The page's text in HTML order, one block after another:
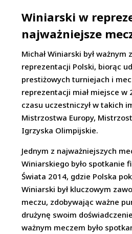
Winiarski w
najważniejsze
Michał Winiarski był ważnym
reprezentacji Polski, biorąc
prestiżowych turniejach i
reprezentacji miał miejsce w
czasu uczestniczył w takich
Mistrzostwa Europy,
Igrzyska Olimpijskie.
Jednym z najważniejszych
Winiarskiego było spotkanie
Świata 2014, gdzie Polska
Winiarski był kluczowym
meczu, zdobywając ważne
drużynę swoim
ważnym meczem było